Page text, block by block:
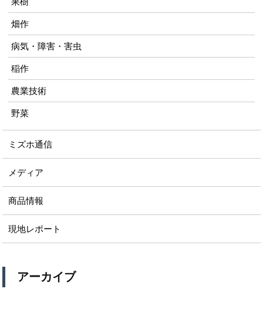
畑作
病気・障害・害虫
稲作
農業技術
野菜
ミズホ通信
メディア
商品情報
現地レポート
アーカイブ